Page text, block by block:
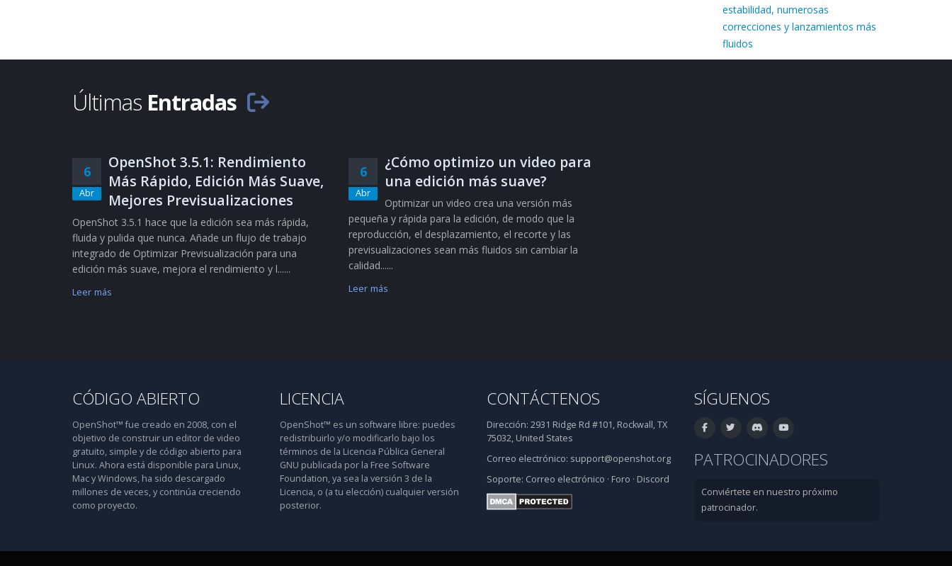
estabilidad, numerosas
correcciones y lanzamientos más
fluidos
Últimas Entradas
6
Abr
OpenShot 3.5.1: Rendimiento
Más Rápido, Edición Más Suave,
Mejores Previsualizaciones
OpenShot 3.5.1 hace que la edición sea más rápida,
fluida y pulida que nunca. Añade un flujo de trabajo
integrado de Optimizar Previsualización para una
edición más suave, mejora el rendimiento y l......
Leer más
6
Abr
¿Cómo optimizo un video para
una edición más suave?
Optimizar un video crea una versión más
pequeña y rápida para la edición, de modo que la
reproducción, el desplazamiento, el recorte y las
previsualizaciones sean más fluidos sin cambiar la
calidad......
Leer más
CÓDIGO ABIERTO
OpenShot™ fue creado en 2008, con el
objetivo de construir un editor de video
gratuito, simple y de código abierto para
Linux. Ahora está disponible para Linux,
Mac y Windows, ha sido descargado
millones de veces, y continúa creciendo
como proyecto.
LICENCIA
OpenShot™ es un software libre: puedes
redistribuirlo y/o modificarlo bajo los
términos de la Licencia Pública General
GNU publicada por la Free Software
Foundation, ya sea la versión 3 de la
Licencia, o (a tu elección) cualquier versión
posterior.
CONTÁCTENOS
Dirección: 2931 Ridge Rd #101, Rockwall, TX
75032, United States
Correo electrónico: support@openshot.org
Soporte: Correo electrónico · Foro · Discord
SÍGUENOS
PATROCINADORES
Conviértete en nuestro próximo
patrocinador.